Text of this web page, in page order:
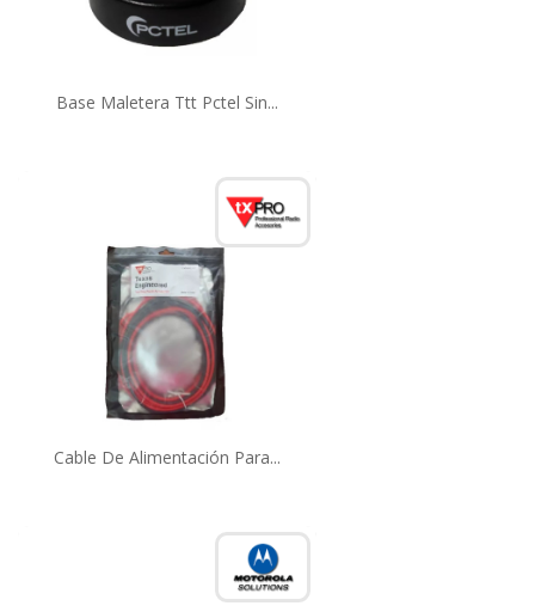
Base Maletera Ttt Pctel Sin...
Cable De Alimentación Para...